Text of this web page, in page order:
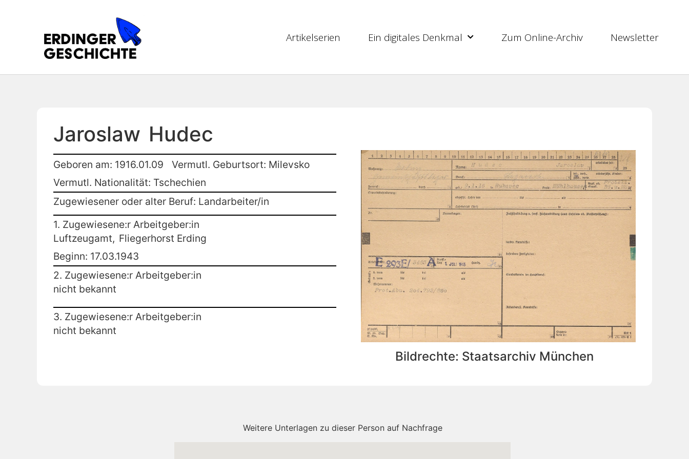
Artikelserien Ein digitales Denkmal Zum Online-Archiv Newsletter
Jaroslaw Hudec
Geboren am: 1916.01.09
Vermutl. Geburtsort: Milevsko
Vermutl. Nationalität: Tschechien
Zugewiesener oder alter Beruf: Landarbeiter/in
1. Zugewiesene:r Arbeitgeber:in
Luftzeugamt, Fliegerhorst Erding
Beginn: 17.03.1943
2. Zugewiesene:r Arbeitgeber:in
nicht bekannt
3. Zugewiesene:r Arbeitgeber:in
nicht bekannt
Bildrechte: Staatsarchiv München
Weitere Unterlagen zu dieser Person auf Nachfrage